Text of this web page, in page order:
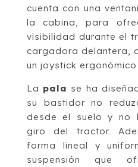
cuenta con una
la cabina, para
visibilidad durante el
cargadora delantera,
un joystick
La pala se ha
su bastidor no
desde el suelo y no
giro del tractor.
forma lineal y
suspensión que